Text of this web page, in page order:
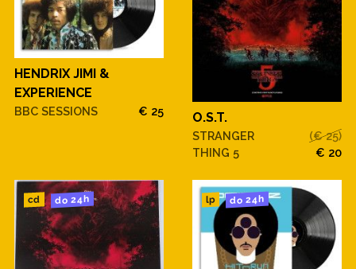
HENDRIX JIMI &
EXPERIENCE
BBC SESSIONS € 25 O.S.T.
STRANGER
THING 5
(€ 25)
€ 20
cd do 24h lp do 24h